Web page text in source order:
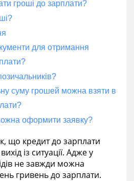
гроші до зарплати?
для отримання
суму грошей можна взяти в
оформити заявку?
що кредит до зарплати
із ситуації. Адже у
не завжди можна
гривень до зарплати.